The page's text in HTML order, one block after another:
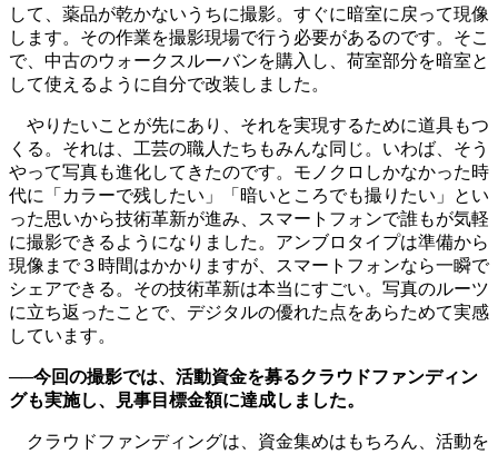
して、薬品が乾かないうちに撮影。すぐに暗室に戻って現像
します。その作業を撮影現場で行う必要があるのです。そこ
で、中古のウォークスルーバンを購入し、荷室部分を暗室と
して使えるように自分で改装しました。
やりたいことが先にあり、それを実現するために道具もつ
くる。それは、工芸の職人たちもみんな同じ。いわば、そう
やって写真も進化してきたのです。モノクロしかなかった時
代に「カラーで残したい」「暗いところでも撮りたい」とい
った思いから技術革新が進み、スマートフォンで誰もが気軽
に撮影できるようになりました。アンブロタイプは準備から
現像まで３時間はかかりますが、スマートフォンなら一瞬で
シェアできる。その技術革新は本当にすごい。写真のルーツ
に立ち返ったことで、デジタルの優れた点をあらためて実感
しています。
──今回の撮影では、活動資金を募るクラウドファンディン
グも実施し、見事目標金額に達成しました。
クラウドファンディングは、資金集めはもちろん、活動を